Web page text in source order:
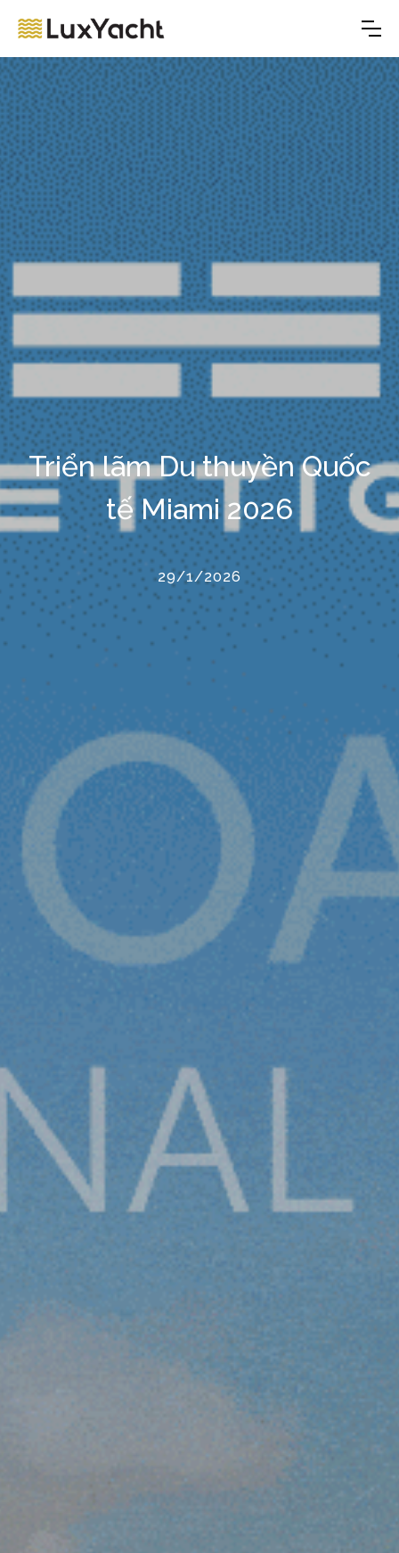
Triển lãm Du thuyền Quốc
tế Miami 2026
29/1/2026